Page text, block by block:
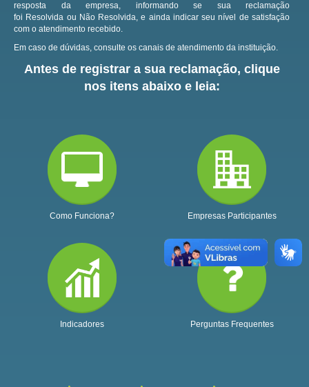
resposta da empresa, informando se sua reclamação
foi Resolvida ou Não Resolvida, e ainda indicar seu nível de satisfação
com o atendimento recebido.
Em caso de dúvidas, consulte os canais de atendimento da instituição.
Antes de registrar a sua reclamação, clique
nos itens abaixo e leia:
Como Funciona? Empresas Participantes
Indicadores Perguntas Frequentes